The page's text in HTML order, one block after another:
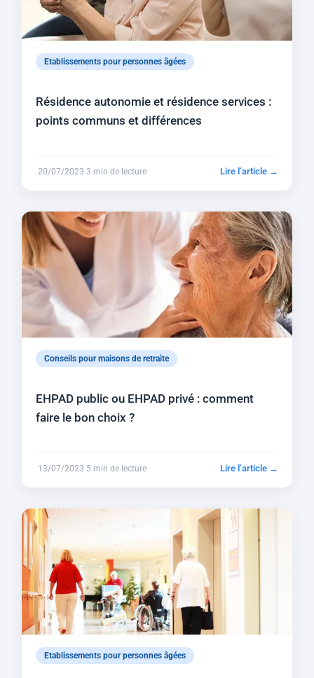
Etablissements pour personnes âgées
Résidence autonomie et résidence services :
points communs et différences
20/07/2023 3 min de lecture Lire l’article →
Conseils pour maisons de retraite
EHPAD public ou EHPAD privé : comment
faire le bon choix ?
13/07/2023 5 min de lecture Lire l’article →
Etablissements pour personnes âgées